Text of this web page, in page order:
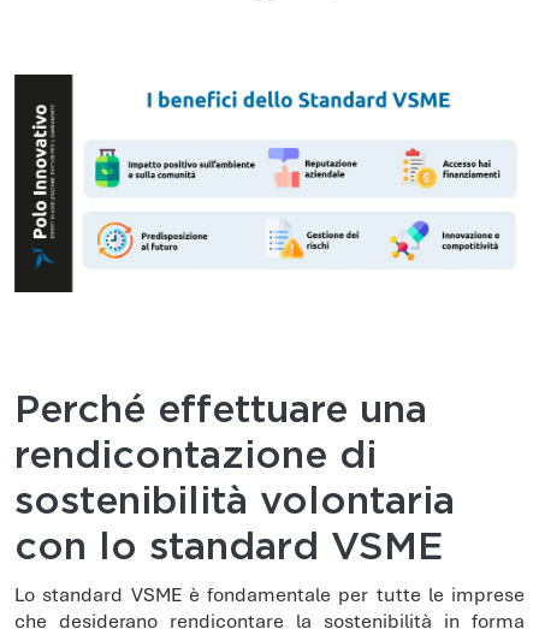
Perché effettuare una
rendicontazione di
sostenibilità volontaria
con lo standard VSME
Lo standard VSME è fondamentale per tutte le imprese
che desiderano rendicontare la sostenibilità in forma